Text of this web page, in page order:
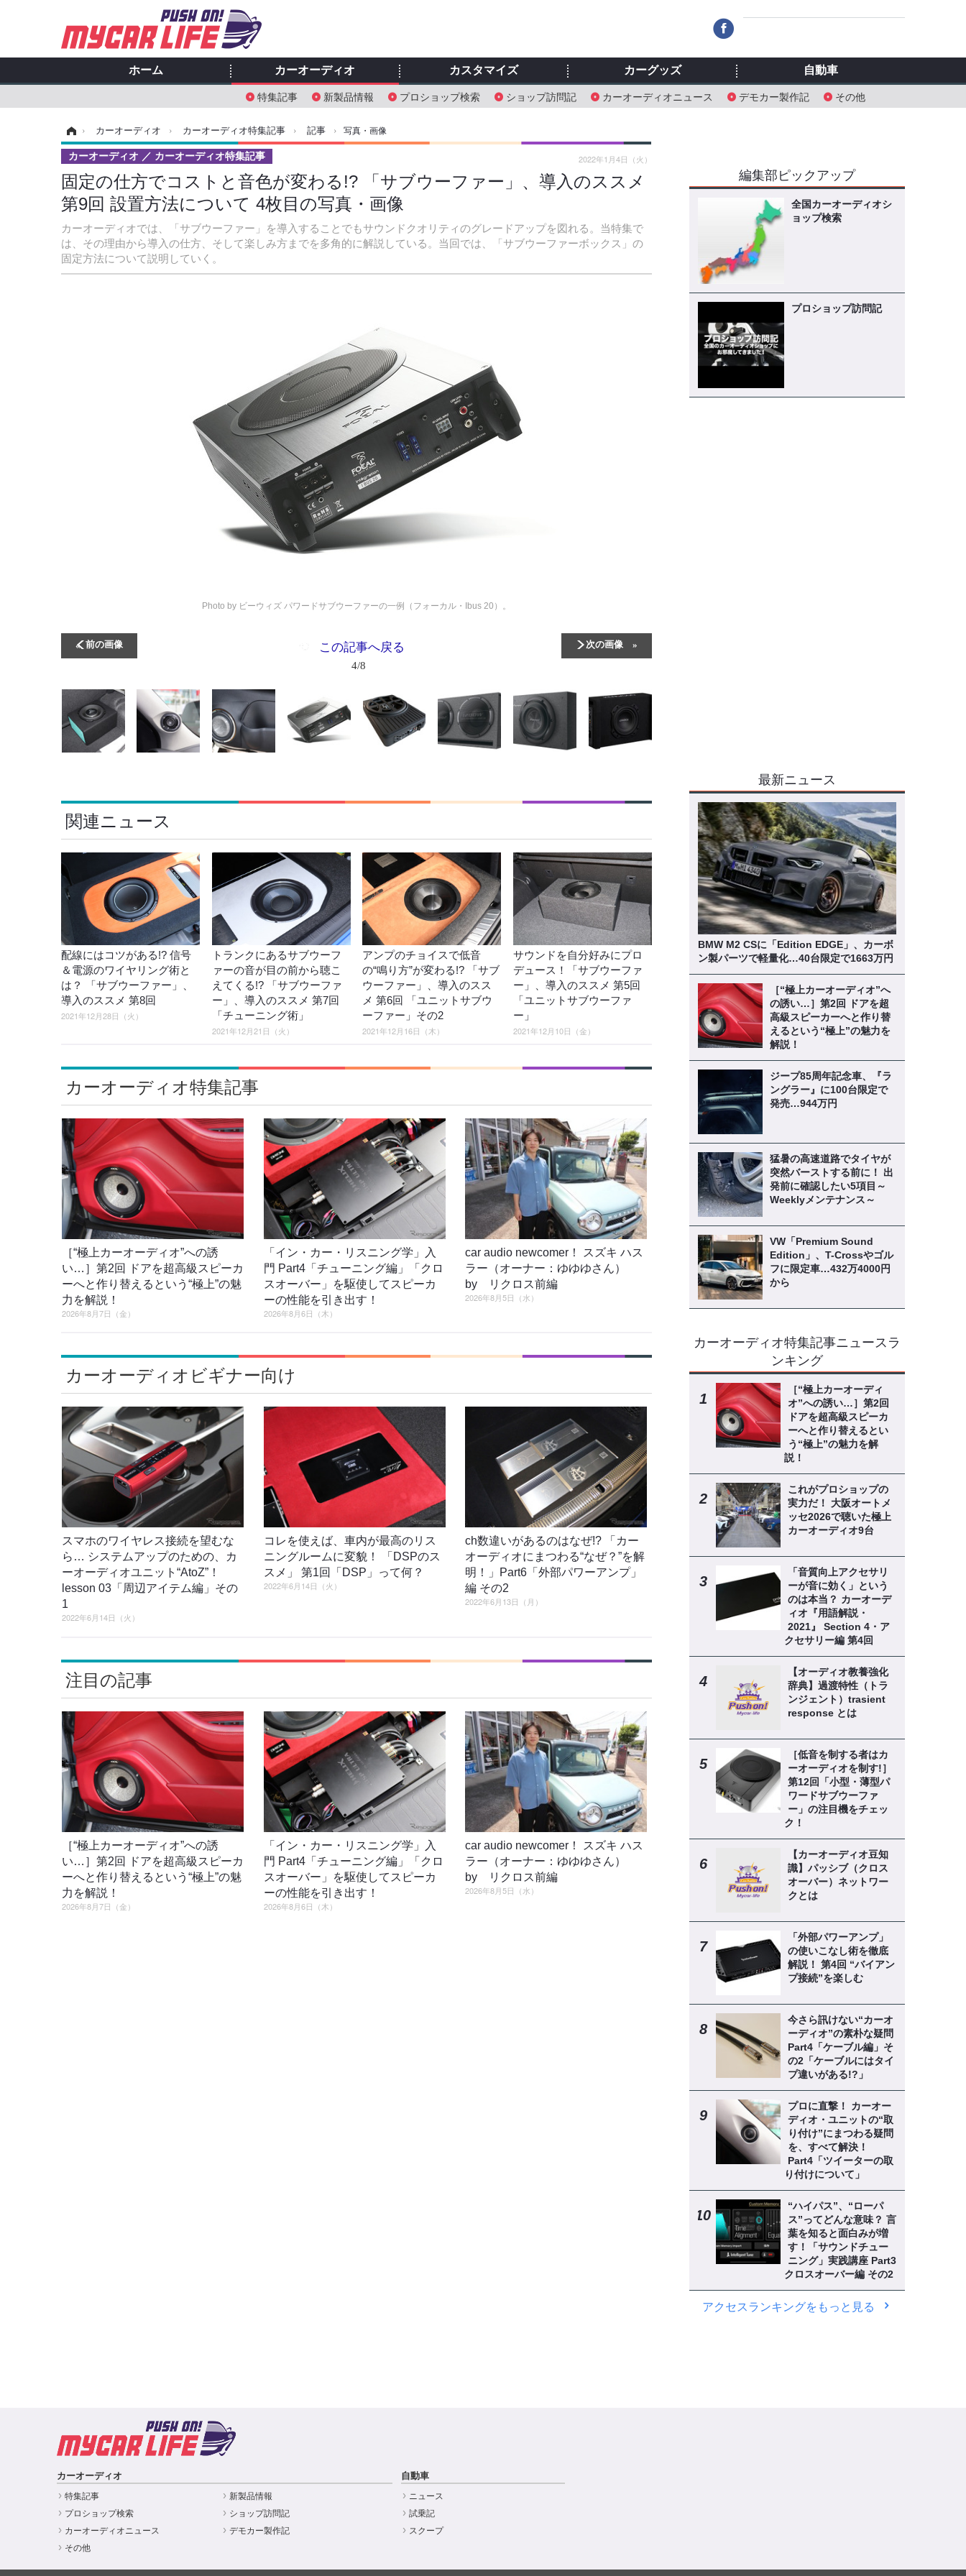
ホーム カーオーディオ
特集記事 新製品情報 プロショップ検索 ショップ訪問記 カーオーディオニュース デモカー製作記 その他
カスタマイズ カーグッズ 自動車
› カーオーディオ › カーオーディオ特集記事 › 記事 › 写真・画像
固定の仕方でコストと音色が変わる!? 「サブウーファー」、導入のススメ
第9回 設置方法について 4枚目の写真・画像
カーオーディオでは、「サブウーファー」を導入することでもサウンドクオリティのグレードアップを図れる。当特集で
は、その理由から導入の仕方、そして楽しみ方までを多角的に解説している。当回では、「サブウーファーボックス」の
固定方法について説明していく。
カーオーディオ カーオーディオ特集記事 2022年1月4日（火）
Photo by ビーウィズ パワードサブウーファーの一例（フォーカル・Ibus 20）。
前の画像 次の画像
この記事へ戻る
4/8
関連ニュース
配線にはコツがある!? 信号
＆電源のワイヤリング術と
は？ 「サブウーファー」、
導入のススメ 第8回
2021年12月28日（火）
トランクにあるサブウーフ
ァーの音が目の前から聴こ
えてくる!? 「サブウーファ
ー」、導入のススメ 第7回
「チューニング術」
2021年12月21日（火）
アンプのチョイスで低音
の“鳴り方”が変わる!? 「サブ
ウーファー」、導入のスス
メ 第6回 「ユニットサブウ
ーファー」その2
2021年12月16日（木）
サウンドを自分好みにプロ
デュース！「サブウーファ
ー」、導入のススメ 第5回
「ユニットサブウーファ
ー」
2021年12月10日（金）
カーオーディオ特集記事
［“極上カーオーディオ”への誘
い…］第2回 ドアを超高級スピーカ
ーへと作り替えるという“極上”の魅
力を解説！
2026年8月7日（金）
「イン・カー・リスニング学」入
門 Part4「チューニング編」「クロ
スオーバー」を駆使してスピーカ
ーの性能を引き出す！
2026年8月6日（木）
car audio newcomer！ スズキ ハス
ラー（オーナー：ゆゆゆさん）
by リクロス前編
2026年8月5日（水）
カーオーディオビギナー向け
スマホのワイヤレス接続を望むな
ら… システムアップのための、カ
ーオーディオユニット“AtoZ”！
lesson 03「周辺アイテム編」その
1
2022年6月14日（火）
コレを使えば、車内が最高のリス
ニングルームに変貌！ 「DSPのス
スメ」 第1回「DSP」って何？
2022年6月14日（火）
ch数違いがあるのはなぜ!? 「カー
オーディオにまつわる“なぜ？”を解
明！」Part6「外部パワーアンプ」
編 その2
2022年6月13日（月）
注目の記事
［“極上カーオーディオ”への誘
い…］第2回 ドアを超高級スピーカ
ーへと作り替えるという“極上”の魅
力を解説！
2026年8月7日（金）
「イン・カー・リスニング学」入
門 Part4「チューニング編」「クロ
スオーバー」を駆使してスピーカ
ーの性能を引き出す！
2026年8月6日（木）
car audio newcomer！ スズキ ハス
ラー（オーナー：ゆゆゆさん）
by リクロス前編
2026年8月5日（水）
編集部ピックアップ
全国カーオーディオシ
ョップ検索
プロショップ訪問記
最新ニュース
BMW M2 CSに「Edition EDGE」、カーボ
ン製パーツで軽量化…40台限定で1663万円
［“極上カーオーディオ”へ
の誘い…］第2回 ドアを超
高級スピーカーへと作り替
えるという“極上”の魅力を
解説！
ジープ85周年記念車、『ラ
ングラー』に100台限定で
発売…944万円
猛暑の高速道路でタイヤが
突然バーストする前に！ 出
発前に確認したい5項目～
Weeklyメンテナンス～
VW「Premium Sound
Edition」、T-Crossやゴル
フに限定車…432万4000円
から
カーオーディオ特集記事ニュースラ
ンキング
［“極上カーオーディ
オ”への誘い…］第2回
ドアを超高級スピーカ
ーへと作り替えるとい
う“極上”の魅力を解
説！
これがプロショップの
実力だ！ 大阪オートメ
ッセ2026で聴いた極上
カーオーディオ9台
「音質向上アクセサリ
ーが音に効く」という
のは本当？ カーオーデ
ィオ『用語解説・
2021』 Section 4・ア
クセサリー編 第4回
【オーディオ教養強化
辞典】過渡特性（トラ
ンジェント）trasient
response とは
［低音を制する者はカ
ーオーディオを制す!］
第12回「小型・薄型パ
ワードサブウーファ
ー」の注目機をチェッ
ク！
【カーオーディオ豆知
識】パッシブ（クロス
オーバー）ネットワー
クとは
「外部パワーアンプ」
の使いこなし術を徹底
解説！ 第4回 “バイアン
プ接続”を楽しむ
今さら訊けない“カーオ
ーディオ”の素朴な疑問
Part4「ケーブル編」そ
の2「ケーブルにはタイ
プ違いがある!?」
プロに直撃！ カーオー
ディオ・ユニットの“取
り付け”にまつわる疑問
を、すべて解決！
Part4「ツイーターの取
り付けについて」
“ハイパス”、“ローパ
ス”ってどんな意味？ 言
葉を知ると面白みが増
す！「サウンドチュー
ニング」実践講座 Part3
クロスオーバー編 その2
アクセスランキングをもっと見る
カーオーディオ
特集記事
新製品情報
プロショップ検索
ショップ訪問記
カーオーディオニュース
デモカー製作記
その他
自動車
ニュース
試乗記
スクープ